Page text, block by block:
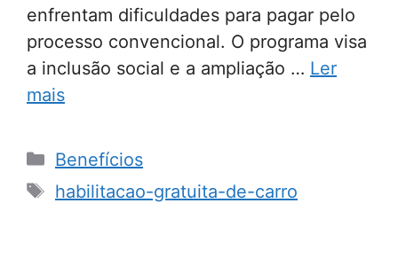
enfrentam dificuldades para pagar pelo
processo convencional. O programa visa
a inclusão social e a ampliação … Ler
mais
Categorias
Benefícios
Tags
habilitacao-gratuita-de-carro